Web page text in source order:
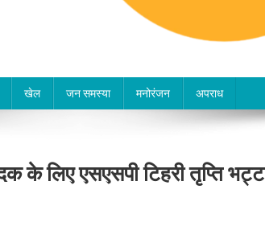
खेल जन समस्या मनोरंजन अपराध
के लिए एसएसपी टिहरी तृप्ति भट्ट